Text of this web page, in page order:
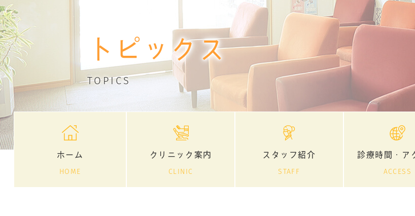
トピックス
TOPICS
ホーム
HOME
クリニック案内
CLINIC
スタッフ紹介
STAFF
診療時間・ア
ACCESS